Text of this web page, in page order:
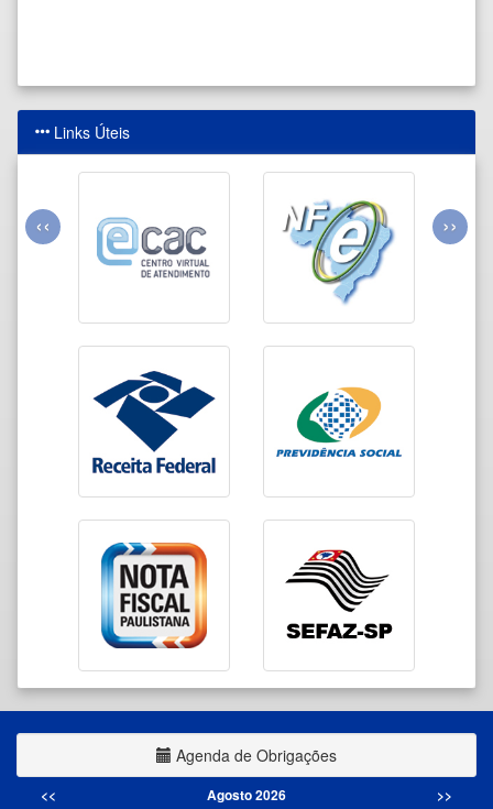
Links Úteis
‹‹ ››
Agenda de Obrigações
<< Agosto 2026
>>